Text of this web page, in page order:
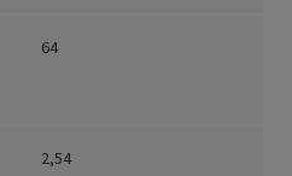
64
2,54